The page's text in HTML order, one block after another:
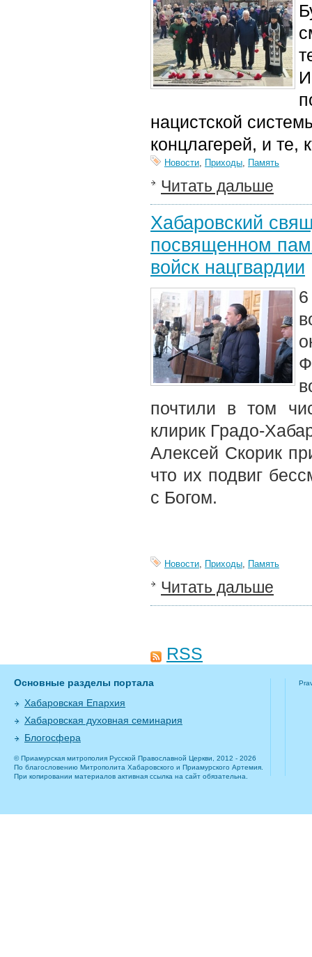
нацистской
концлагерей, и те,
Новости, Приходы, Память
Читать дальше
Хабаровский
посвященном
войск нацгвардии
почтили в том
клирик Градо-
Алексей Скорик
что их подвиг
с Богом.
Новости, Приходы, Память
Читать дальше
RSS
Основные разделы портала
Хабаровская Епархия
Хабаровская духовная семинария
Блогосфера
© Приамурская митрополия Русской Православной Церкви, 2012 - 2026
По благословению Митрополита Хабаровского и Приамурского Артемия.
При копировании материалов активная ссылка на сайт обязательна.